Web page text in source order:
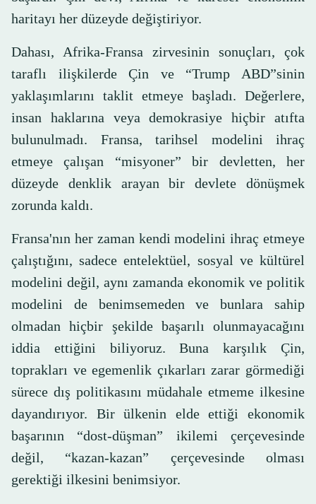
haritayı her düzeyde değiştiriyor.
Dahası, Afrika-Fransa zirvesinin sonuçları, çok
taraflı ilişkilerde Çin ve “Trump ABD”sinin
yaklaşımlarını taklit etmeye başladı. Değerlere,
insan haklarına veya demokrasiye hiçbir atıfta
bulunulmadı. Fransa, tarihsel modelini ihraç
etmeye çalışan “misyoner” bir devletten, her
düzeyde denklik arayan bir devlete dönüşmek
zorunda kaldı.
Fransa'nın her zaman kendi modelini ihraç etmeye
çalıştığını, sadece entelektüel, sosyal ve kültürel
modelini değil, aynı zamanda ekonomik ve politik
modelini de benimsemeden ve bunlara sahip
olmadan hiçbir şekilde başarılı olunmayacağını
iddia ettiğini biliyoruz. Buna karşılık Çin,
toprakları ve egemenlik çıkarları zarar görmediği
sürece dış politikasını müdahale etmeme ilkesine
dayandırıyor. Bir ülkenin elde ettiği ekonomik
başarının “dost-düşman” ikilemi çerçevesinde
değil, “kazan-kazan” çerçevesinde olması
gerektiği ilkesini benimsiyor.